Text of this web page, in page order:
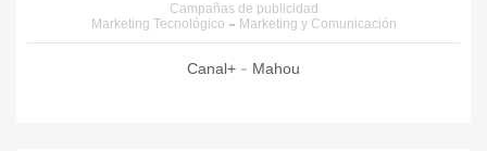
Campañas de publicidad
Marketing Tecnológico
Marketing y Comunicación
Canal+ Mahou